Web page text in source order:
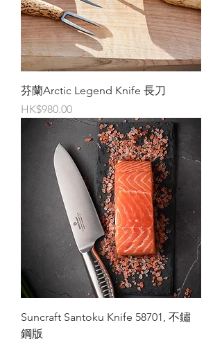
芬蘭Arctic Legend Knife 長刀
價格
HK$980.00
Suncraft Santoku Knife 58701, 不鏽
鋼版